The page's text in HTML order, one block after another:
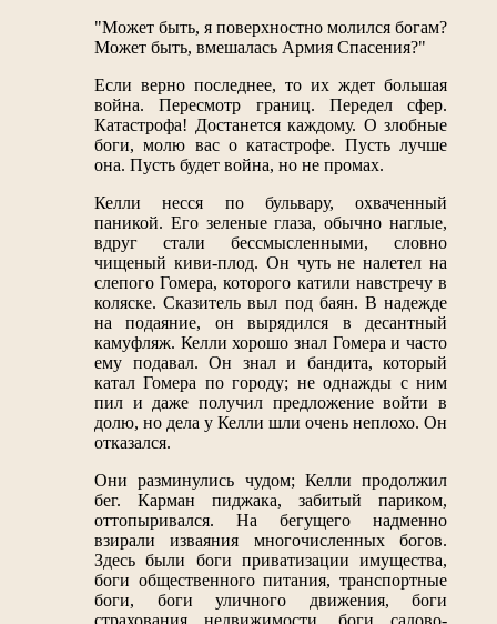
"Может быть, я поверхностно молился богам?
Может быть, вмешалась Армия Спасения?"
Если верно последнее, то их ждет большая
война. Пересмотр границ. Передел сфер.
Катастрофа! Достанется каждому. О злобные
боги, молю вас о катастрофе. Пусть лучше
она. Пусть будет война, но не промах.
Келли несся по бульвару, охваченный
паникой. Его зеленые глаза, обычно наглые,
вдруг стали бессмысленными, словно
чищеный киви-плод. Он чуть не налетел на
слепого Гомера, которого катили навстречу в
коляске. Сказитель выл под баян. В надежде
на подаяние, он вырядился в десантный
камуфляж. Келли хорошо знал Гомера и часто
ему подавал. Он знал и бандита, который
катал Гомера по городу; не однажды с ним
пил и даже получил предложение войти в
долю, но дела у Келли шли очень неплохо. Он
отказался.
Они разминулись чудом; Келли продолжил
бег. Карман пиджака, забитый париком,
оттопыривался. На бегущего надменно
взирали изваяния многочисленных богов.
Здесь были боги приватизации имущества,
боги общественного питания, транспортные
боги, боги уличного движения, боги
страхования недвижимости, боги садово-